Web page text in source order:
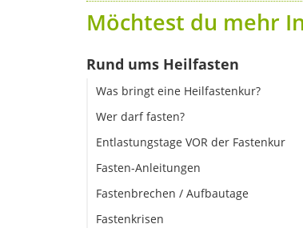
Möchtest du mehr
Rund ums Heilfasten
Was bringt eine Heilfastenkur?
Wer darf fasten?
Entlastungstage VOR der Fastenkur
Fasten-Anleitungen
Fastenbrechen / Aufbautage
Fastenkrisen